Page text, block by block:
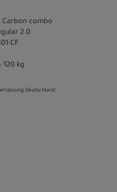
Carbon combo
2.0
CF
120 kg
Deutschland